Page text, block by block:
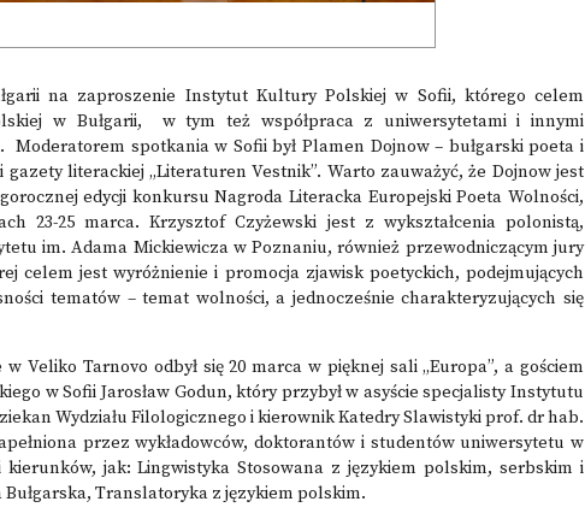
na zaproszenie Instytut Kultury Polskiej w Sofii, którego celem
w Bułgarii, w tym też współpraca z uniwersytetami i innymi
spotkania w Sofii był Plamen Dojnow – bułgarski poeta i
gazety literackiej „Literaturen Vestnik”. Warto zauważyć, że Dojnow jest
edycji konkursu Nagroda Literacka Europejski Poeta Wolności,
23-25 marca. Krzysztof Czyżewski jest z wykształcenia polonistą,
im. Adama Mickiewicza w Poznaniu, również przewodniczącym jury
celem jest wyróżnienie i promocja zjawisk poetyckich, podejmujących
tematów – temat wolności, a jednocześnie charakteryzujących się
Veliko Tarnovo odbył się 20 marca w pięknej sali „Europa”, a gościem
w Sofii Jarosław Godun, który przybył w asyście specjalisty Instytutu
Wydziału Filologicznego i kierownik Katedry Slawistyki prof. dr hab.
przez wykładowców, doktorantów i studentów uniwersytetu w
jak: Lingwistyka Stosowana z językiem polskim, serbskim i
Translatoryka z językiem polskim.